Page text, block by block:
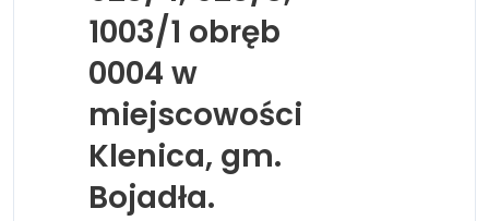
1003/1 obręb
0004 w
miejscowości
Klenica, gm.
Bojadła.